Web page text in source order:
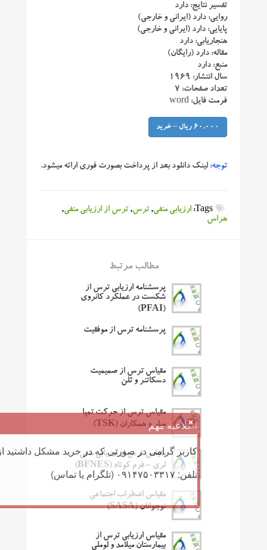
تفسیر نتایج: دارد
روایی: دارد (ایرانی و خارجی)
پایایی: دارد (ایرانی و خارجی)
هنجاریابی: دارد
مقاله: دارد (رایگان)
منبع: دارد
سال انتشار: ۱۹۶۹
تعداد صفحات: ۷
فرمت فایل: word
60,000 ریال – خرید
توجه: لینک دانلود بعد از پرداخت بصورت فوری ارائه میشود.
Tags: ارزیابی منفی,ترس,ترس از ارزیابی منفی,
هراس
مطالب مرتبط
پرسشنامه ارزیابی ترس از
شکست در عملکرد کانروی
(PFAI)
پرسشنامه ترس از موفقیت
مقیاس ترس از صمیمیت
دسکاتنر و ثلن
مقیاس ترس از حرکت تمپا
میلر و همکاران (TSK)
مقیاس ترس از ارزیابی منفی
لری – فرم کوتاه (BFNES)
مقیاس اضطراب اجتماعی
نوجوانان (SASA)
مقیاس ارزیابی ترس از
بیمارستان میلامد و لوملی
اطلاعیه مهم
کاربر گرامی در صورتی که در خرید مشکل داشتید
تلفن: ۰۹۱۴۷۵۰۳۳۱۷ (تلگرام یا تماس)